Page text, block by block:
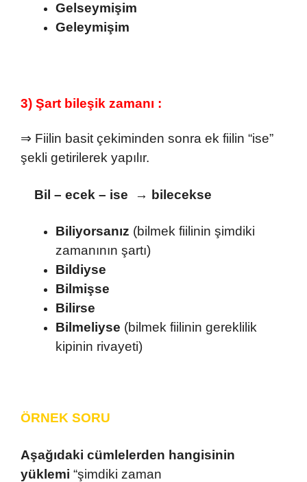
Gelseymişim
Geleymişim
3) Şart bileşik zamanı :
⇒ Fiilin basit çekiminden sonra ek fiilin “ise”
şekli getirilerek yapılır.
Bil – ecek – ise → bilecekse
Biliyorsanız (bilmek fiilinin şimdiki
zamanının şartı)
Bildiyse
Bilmişse
Bilirse
Bilmeliyse (bilmek fiilinin gereklilik
kipinin rivayeti)
ÖRNEK SORU
Aşağıdaki cümlelerden hangisinin
yüklemi “şimdiki zaman